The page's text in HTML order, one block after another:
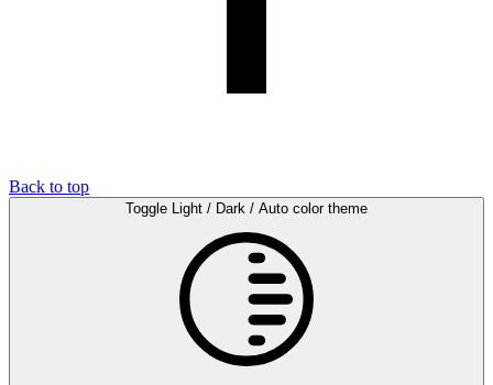
Back to top
Toggle Light / Dark / Auto color theme